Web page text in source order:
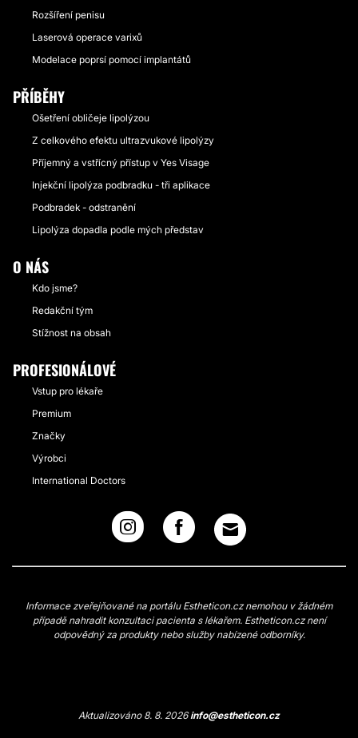
Rozšíření penisu
Laserová operace varixů
Modelace poprsí pomocí implantátů
PŘÍBĚHY
Ošetření obličeje lipolýzou
Z celkového efektu ultrazvukové lipolýzy
Příjemný a vstřícný přístup v Yes Visage
Injekční lipolýza podbradku - tři aplikace
Podbradek - odstranění
Lipolýza dopadla podle mých představ
O NÁS
Kdo jsme?
Redakční tým
Stížnost na obsah
PROFESIONÁLOVÉ
Vstup pro lékaře
Premium
Značky
Výrobci
International Doctors
Informace zveřejňované na portálu Estheticon.cz nemohou v žádném
případě nahradit konzultaci pacienta s lékařem. Estheticon.cz není
odpovědný za produkty nebo služby nabízené odborníky.
Aktualizováno 8. 8. 2026info@estheticon.cz